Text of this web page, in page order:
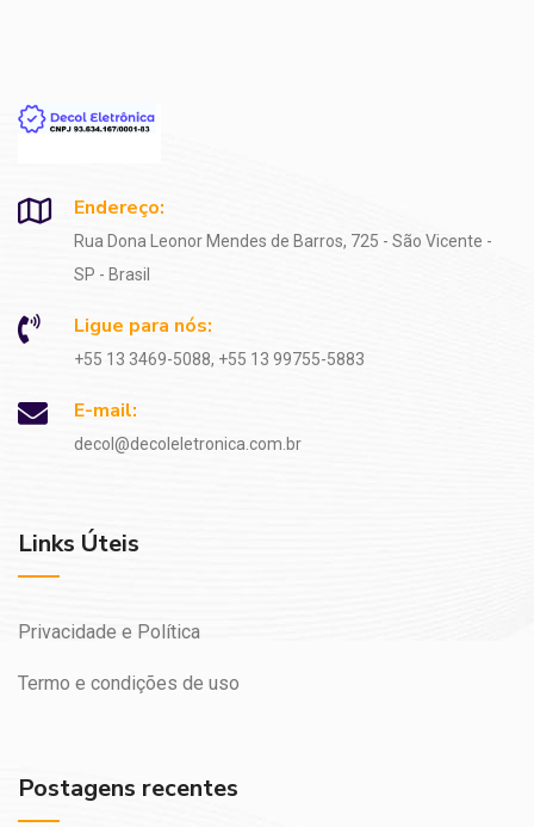
Endereço:
Rua Dona Leonor Mendes de Barros, 725 - São Vicente -
SP - Brasil
Ligue para nós:
+55 13 3469-5088, +55 13 99755-5883
E-mail:
decol@decoleletronica.com.br
Links Úteis
Privacidade e Política
Termo e condições de uso
Postagens recentes